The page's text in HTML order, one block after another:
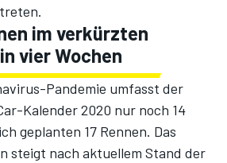
im verkürzten
vier Wochen
Pandemie umfasst der
Kalender 2020 nur noch 14
geplanten 17 Rennen. Das
steigt nach aktuellem Stand der